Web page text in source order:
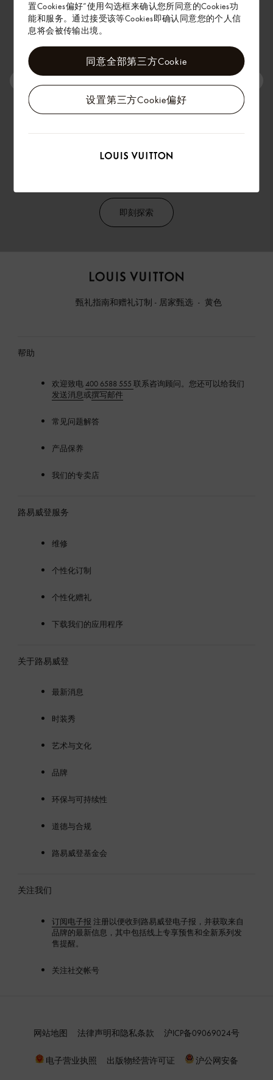
置Cookies偏好”使用勾选框来确认您所同意的Cookies功
能和服务。通过接受该等Cookies即确认同意您的个人信
息将会被传输出境。
设置第三方Cookie偏好
同意全部第三方Cookie
即刻探索
易
甄礼指南和赠礼订制 - 居家甄选 黄色
帮助
欢迎致电400 6588 555 联系咨询顾问。您还可以给我们
发送消息或撰写邮件
常见问题解答
产品保养
我们的专卖店
路易威登服务
维修
个性化订制
个性化赠礼
下载我们的应用程序
关于路易威登
最新消息
时装秀
艺术与文化
品牌
环保与可持续性
道德与合规
路易威登基金会
关注我们
订阅电子报 注册以便收到路易威登电子报，并获取来自
品牌的最新信息，其中包括线上专享预售和全新系列发
售提醒。
关注社交帐号
网站地图 法律声明和隐私条款 沪ICP备09069024号
电子营业执照 出版物经营许可证 沪公网安备